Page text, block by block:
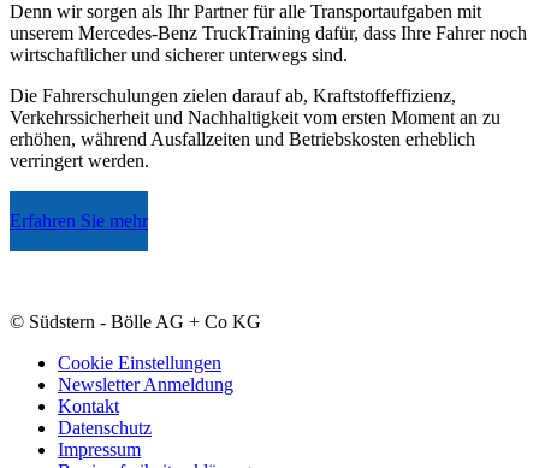
Denn wir sorgen als Ihr Partner für alle Transportaufgaben mit
unserem Mercedes-Benz TruckTraining dafür, dass Ihre Fahrer noch
wirtschaftlicher und sicherer unterwegs sind.
Die Fahrerschulungen zielen darauf ab, Kraftstoffeffizienz,
Verkehrssicherheit und Nachhaltigkeit vom ersten Moment an zu
erhöhen, während Ausfallzeiten und Betriebskosten erheblich
verringert werden.
Erfahren Sie mehr
© Südstern - Bölle AG + Co KG
Cookie Einstellungen
Newsletter Anmeldung
Kontakt
Datenschutz
Impressum